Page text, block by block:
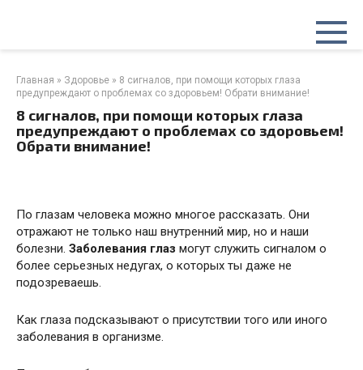
Главная » Здоровье » 8 сигналов, при помощи которых глаза
предупреждают о проблемах со здоровьем! Обрати внимание!
8 сигналов, при помощи которых глаза
предупреждают о проблемах со здоровьем!
Обрати внимание!
По глазам человека можно многое рассказать. Они
отражают не только наш внутренний мир, но и наши
болезни. Заболевания глаз могут служить сигналом о
более серьезных недугах, о которых ты даже не
подозреваешь.
Как глаза подсказывают о присутствии того или иного
заболевания в организме.